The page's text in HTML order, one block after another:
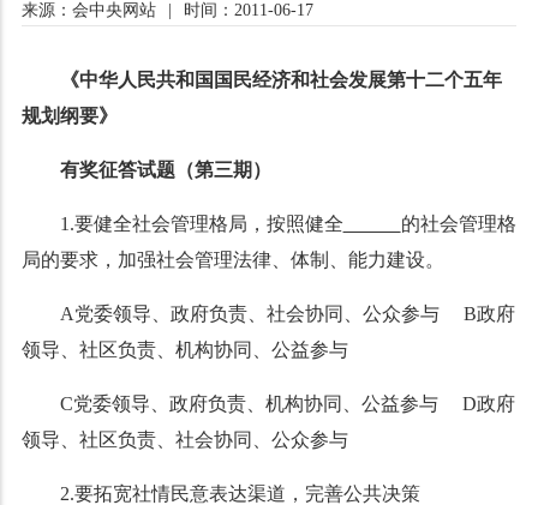
来源：会中央网站 时间：2011-06-17
《中华人民共和国国民经济和社会发展第十二个五年
规划纲要》
有奖征答试题（第三期）
1.要健全社会管理格局，按照健全
的社会管理格
局的要求，加强社会管理法律、体制、能力建设。
A党委领导、政府负责、社会协同、公众参与 B政府
领导、社区负责、机构协同、公益参与
C党委领导、政府负责、机构协同、公益参与 D政府
领导、社区负责、社会协同、公众参与
2.要拓宽社情民意表达渠道，完善公共决策